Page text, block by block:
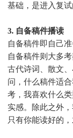
基础，是进入复试
3. 自备稿件播读
自备稿件即自己
自备稿件则大多
古代诗词、散文
问，什么稿件适
考，我喜欢什么
实感。除此之外
只有你能读好的，